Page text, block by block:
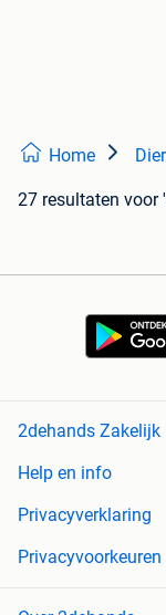
Home
27 resultaten voor
2dehands Zakelijk
Help en info
Privacyverklaring
Privacyvoorkeuren